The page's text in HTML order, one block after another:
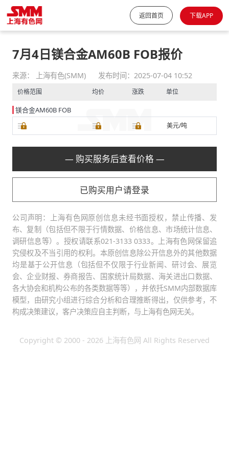
返回首页 下载APP
7月4日镁合金AM60B FOB报价
来源： 上海有色(SMM) 发布时间：2025-07-04 10:52
价格范围 均价 涨跌 单位
镁合金AM60B FOB
美元/吨
— 购买服务后查看价格 —
已购买用户请登录
公司声明：上海有色网原创信息未经书面授权，禁止传播、发
布、复制（包括但不限于行情数据、价格信息、市场统计信息、
调研信息等）。授权请联系021-3133 0333。上海有色网保留追
究侵权及不当引用的权利。本原创信息除公开信息外的其他数据
均是基于公开信息（包括但不仅限于行业新闻、研讨会、展览
会、企业财报、券商报告、国家统计局数据、海关进出口数据、
各大协会和机构公布的各类数据等等），并依托SMM内部数据库
模型，由研究小组进行综合分析和合理推断得出，仅供参考，不
构成决策建议，客户决策应自主判断，与上海有色网无关。
Copyright © 2000 - 2026 上海有色网 All Rights Reserved